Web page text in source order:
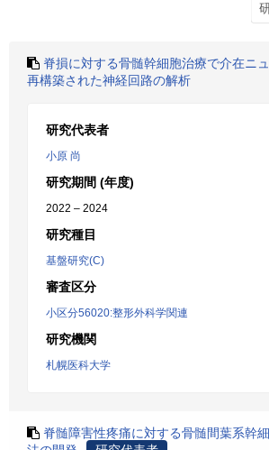
脊損に対する骨髄幹細胞治療で介在ニ
再構築された神経回路の解析
研究代表者
小原 尚
研究期間 (年度)
2022 – 2024
研究種目
基盤研究(C)
審査区分
小区分56020:整形外科学関連
研究機関
札幌医科大学
脊髄障害性疼痛に対する骨髄間葉系幹